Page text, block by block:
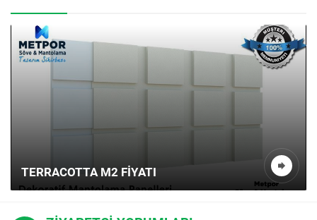
TERRACOTTA M2 FIYATI